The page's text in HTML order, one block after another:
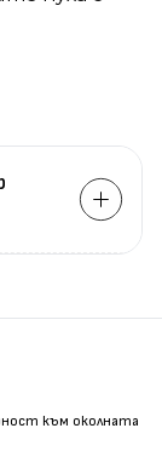
към околната